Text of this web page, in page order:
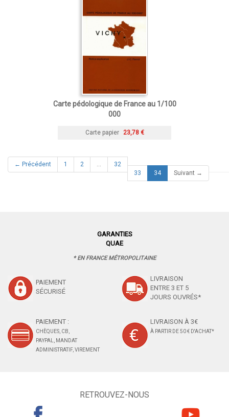
Carte pédologique de France au 1/100
000
Carte papier 23,78 €
← Précédent 1 2 …
32
33
34(current)Suivant →
GARANTIES
QUAE
* EN FRANCE MÉTROPOLITAINE
PAIEMENT
SÉCURISÉ
LIVRAISON
ENTRE 3 ET 5
JOURS OUVRÉS*
PAIEMENT :
CHÈQUES, CB,
PAYPAL, MANDAT
ADMINISTRATIF, VIREMENT
LIVRAISON À 3€
À PARTIR DE 50 € D'ACHAT*
RETROUVEZ-NOUS